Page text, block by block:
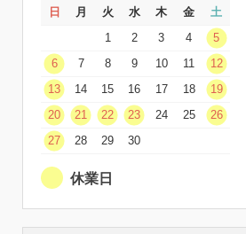
日
月 火 水 木 金
土
1
2 3 4
5
6
7 8 9 10 11
12
13
14 15 16 17 18
19
20
21 22 23 24 25
26
27
28 29 30
休業日